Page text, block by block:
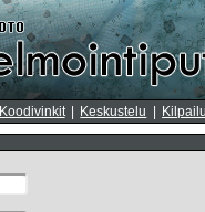
Koodivinkit Keskustelu